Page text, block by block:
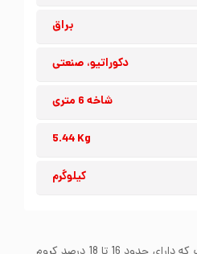
براق
دکوراتیو، صنعتی
شاخه 6 متری
5.44 Kg
کیلوگرم